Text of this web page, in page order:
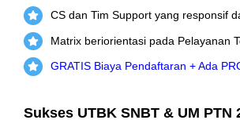
CS dan Tim Support yang responsif
Matrix beriorientasi pada Pelayanan
GRATIS Biaya Pendaftaran + Ada
Sukses UTBK SNBT & UM PTN